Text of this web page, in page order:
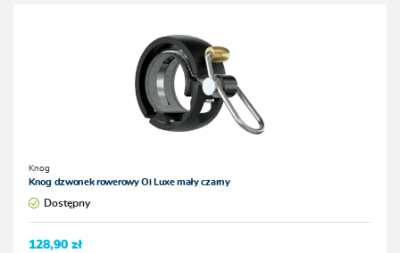
Knog
Knog dzwonek rowerowy Oi Luxe mały czarny
Dostępny
128,90 zł